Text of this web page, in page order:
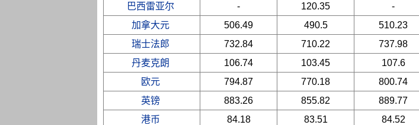
巴西雷亚尔
- 120.35 -
加拿大元
506.49 490.5 510.23
瑞士法郎
732.84 710.22 737.98
丹麦克朗
106.74 103.45 107.6
欧元
794.87 770.18 800.74
英镑
883.26 855.82 889.77
港币
84.18 83.51 84.52